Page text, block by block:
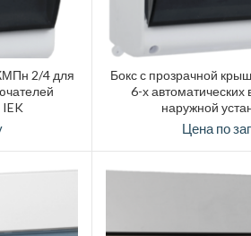
2/4 для
IEK
Бокс с прозрачной
6-х
наружной
Цена по